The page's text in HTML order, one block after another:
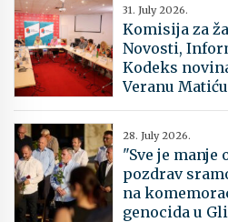
31. July 2026.
Komisija za
Novosti,
Kodeks
Veranu Matiću
28. July 2026.
"Sve je
pozdrav
na
genocida u